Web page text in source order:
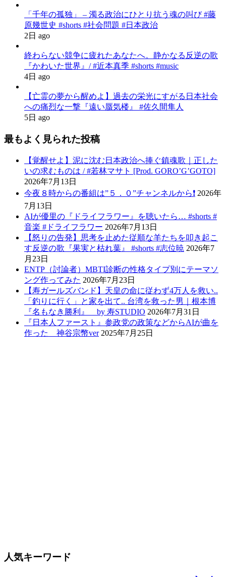
「千年の孤独」 – 濁る政治にひとり抗う魂の叫び #藤
原幾世史 #shorts #社会問題 #日本政治
2日 ago
終わらない競争に疲れたあなたへ。静かなる反逆の歌
『かわいた世界』/ #近本真季 #shorts #music
4日 ago
【亡霊の夢から醒めよ】過去の栄光にすがる日本社会
への痛烈な一撃『遠い蜃気楼』 #佐久間隼人
5日 ago
最もよく見られた投稿
【覚醒せよ】泥に沈む日本政治へ捧ぐ鎮魂歌｜正した
いの求むものは / #若林マサト [Prod. GORO’G’GOTO]
2026年7月13日
今夜８時からの番組は”５．０”チャンネルから❗️ 2026年
7月13日
AIが優里の『ドライフラワー』を聴いたら… #shorts #
音楽 #ドライフラワー 2026年7月13日
【怒りの告発】思考を止めた従順な羊たちを叩き起こ
す反逆の歌『果実と枯れ葉』 #shorts #志位暁 2026年7
月23日
ENTP（討論者）MBTI診断の性格タイプ別にテーマソ
ング作ってみた 2026年7月23日
【寿ガールズバンド】天皇の命に従わず4万人を救い..
「釣りに行く」と家を出て.. 台湾を救った男｜根本博
『名もなき勝利』 by 寿STUDIO 2026年7月31日
『日本人ファースト』参政党の政策などからAIが曲を
作った 神谷宗幣ver 2025年7月25日
人気キーワード